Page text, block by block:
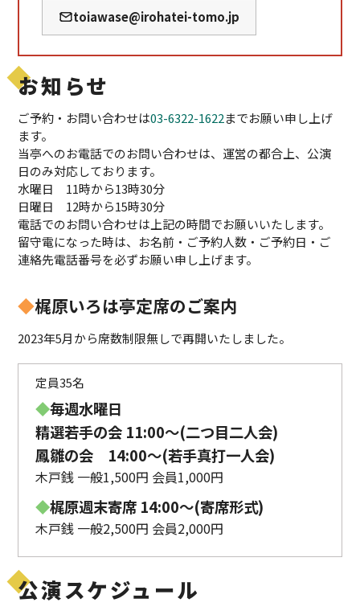
toiawase@irohatei-tomo.jp
お知らせ
ご予約・お問い合わせは03-6322-1622までお願い申し上げ
ます。
当亭へのお電話でのお問い合わせは、運営の都合上、公演
日のみ対応しております。
水曜日 11時から13時30分
日曜日 12時から15時30分
電話でのお問い合わせは上記の時間でお願いいたします。
留守電になった時は、お名前・ご予約人数・ご予約日・ご
連絡先電話番号を必ずお願い申し上げます。
◆梶原いろは亭定席のご案内
2023年5月から席数制限無しで再開いたしました。
定員35名
◆毎週水曜日
精選若手の会 11:00〜(二つ目二人会)
鳳雛の会 14:00～(若手真打一人会)
木戸銭 一般1,500円 会員1,000円
◆梶原週末寄席 14:00〜(寄席形式)
木戸銭 一般2,500円 会員2,000円
公演スケジュール